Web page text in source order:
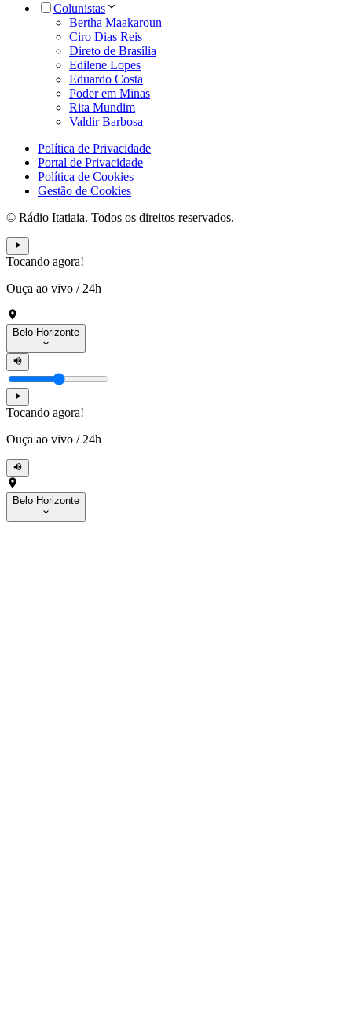
Colunistas
Bertha Maakaroun
Ciro Dias Reis
Direto de Brasília
Edilene Lopes
Eduardo Costa
Poder em Minas
Rita Mundim
Valdir Barbosa
Política de Privacidade
Portal de Privacidade
Política de Cookies
Gestão de Cookies
© Rádio Itatiaia. Todos os direitos reservados.
Tocando agora!
Ouça ao vivo / 24h
Belo Horizonte
Tocando agora!
Ouça ao vivo / 24h
Belo Horizonte